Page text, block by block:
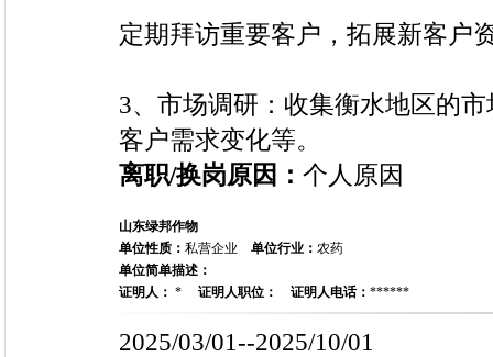
定期拜访重要客户，拓展新客户
3、市场调研：收集衡水地区的
客户需求变化等。
离职/换岗原因： 个人原因
山东绿邦作物
单位性质： 私营企业 单位行业： 农药
单位简单描述：
证明人： * 证明人职位： 证明人电话： ******
2025/03/01--2025/10/01